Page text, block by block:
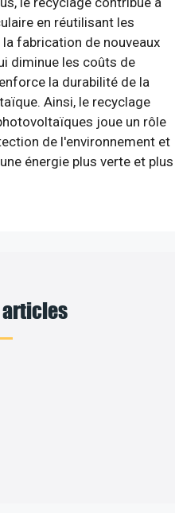
en réutilisant les
fabrication de nouveaux
diminue les coûts de
la durabilité de la
Ainsi, le recyclage
joue un rôle
de l'environnement et
énergie plus verte et plus